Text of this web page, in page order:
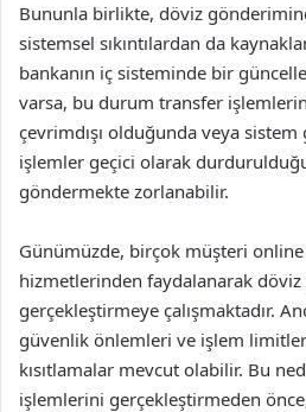
Bununla birlikte, döviz
sistemsel sıkıntılardan da
bankanın iç sisteminde bir
varsa, bu durum transfer
çevrimdışı olduğunda veya
işlemler geçici olarak
göndermekte zorlanabilir.
Günümüzde, birçok müşteri online
hizmetlerinden faydalanarak
gerçekleştirmeye çalışmaktadır.
güvenlik önlemleri ve işlem
kısıtlamalar mevcut olabilir. Bu
işlemlerini gerçekleştirmeden